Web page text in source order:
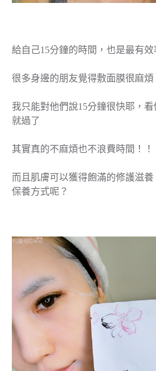
給自己15分鐘的時間，也是最有效
很多身邊的朋友覺得敷面膜很麻煩
我只能對他們說15分鐘很快耶，
就過了
其實真的不麻煩也不浪費時間！！
而且肌膚可以獲得飽滿的修護滋
保養方式呢？